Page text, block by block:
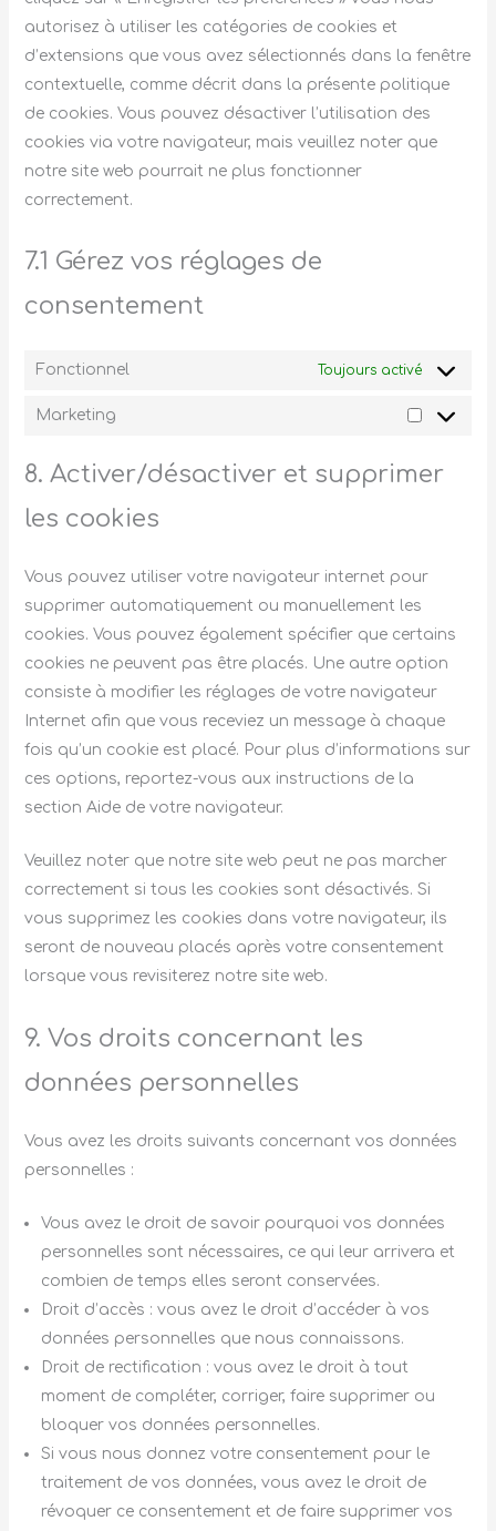
autorisez à utiliser les catégories de cookies et
d’extensions que vous avez sélectionnés dans la fenêtre
contextuelle, comme décrit dans la présente politique
de cookies. Vous pouvez désactiver l’utilisation des
cookies via votre navigateur, mais veuillez noter que
notre site web pourrait ne plus fonctionner
correctement.
7.1 Gérez vos réglages de
consentement
Fonctionnel Toujours activé
Marketing
8. Activer/désactiver et supprimer
les cookies
Vous pouvez utiliser votre navigateur internet pour
supprimer automatiquement ou manuellement les
cookies. Vous pouvez également spécifier que certains
cookies ne peuvent pas être placés. Une autre option
consiste à modifier les réglages de votre navigateur
Internet afin que vous receviez un message à chaque
fois qu’un cookie est placé. Pour plus d’informations sur
ces options, reportez-vous aux instructions de la
section Aide de votre navigateur.
Veuillez noter que notre site web peut ne pas marcher
correctement si tous les cookies sont désactivés. Si
vous supprimez les cookies dans votre navigateur, ils
seront de nouveau placés après votre consentement
lorsque vous revisiterez notre site web.
9. Vos droits concernant les
données personnelles
Vous avez les droits suivants concernant vos données
personnelles :
Vous avez le droit de savoir pourquoi vos données
personnelles sont nécessaires, ce qui leur arrivera et
combien de temps elles seront conservées.
Droit d’accès : vous avez le droit d’accéder à vos
données personnelles que nous connaissons.
Droit de rectification : vous avez le droit à tout
moment de compléter, corriger, faire supprimer ou
bloquer vos données personnelles.
Si vous nous donnez votre consentement pour le
traitement de vos données, vous avez le droit de
révoquer ce consentement et de faire supprimer vos